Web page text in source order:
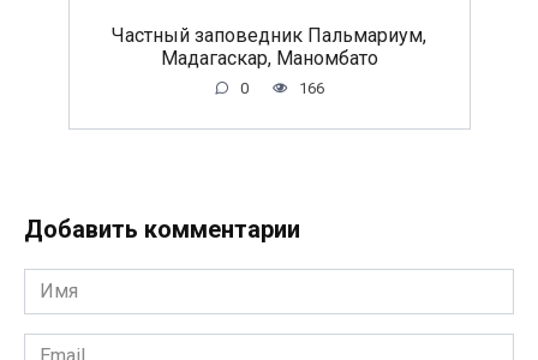
Частный заповедник Пальмариум,
Мадагаскар, Маномбато
0 166
Добавить комментарии
Имя
*
Email